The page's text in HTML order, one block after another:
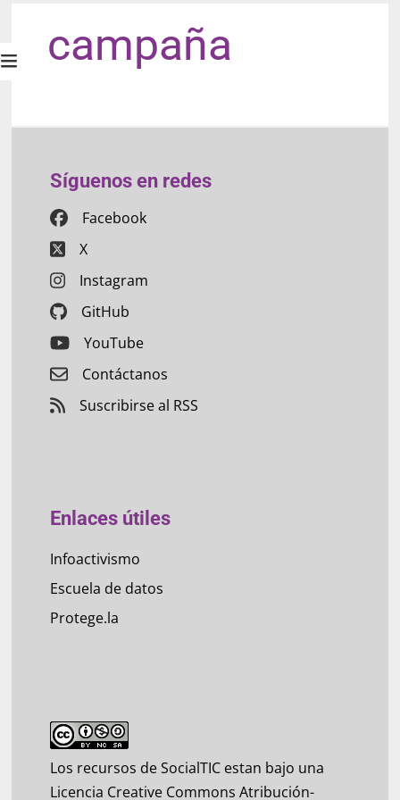
campaña
Síguenos en redes
Facebook
X
Instagram
GitHub
YouTube
Contáctanos
Suscribirse al RSS
Enlaces útiles
Infoactivismo
Escuela de datos
Protege.la
Los recursos de SocialTIC estan bajo una
Licencia Creative Commons Atribución-